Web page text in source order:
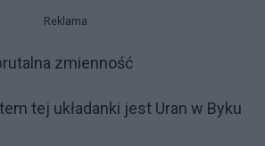
Reklama
zmienność
tej układanki jest Uran w Byku